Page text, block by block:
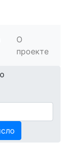
О
проекте